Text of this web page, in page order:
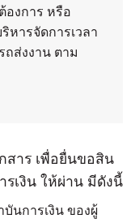
องการ หรือ
หารจัดการเวลา
ถส่งงาน ตาม
สาร เพื่อยื่นขอสิน
เงิน ให้ผ่าน มีดังนี้
นการเงิน ของผู้